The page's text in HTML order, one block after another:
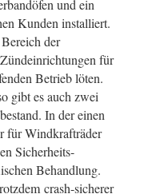
und ein
Kunden installiert.
der
für
Betrieb löten.
gibt es auch zwei
In der einen
für Windkrafträder
Sicherheits-
Behandlung.
crash-sicherer